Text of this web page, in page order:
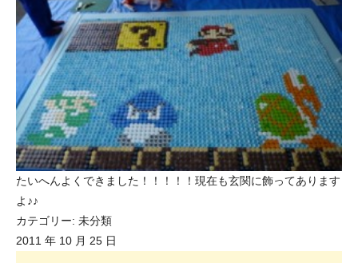
たいへんよくできました！！！！！現在も玄関に飾ってあります
よ♪♪
カテゴリー: 未分類
2011 年 10 月 25 日